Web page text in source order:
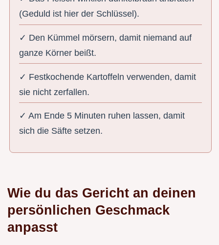
(Geduld ist hier der Schlüssel).
✓ Den Kümmel mörsern, damit niemand auf
ganze Körner beißt.
✓ Festkochende Kartoffeln verwenden, damit
sie nicht zerfallen.
✓ Am Ende 5 Minuten ruhen lassen, damit
sich die Säfte setzen.
Wie du das Gericht an deinen
persönlichen Geschmack
anpasst